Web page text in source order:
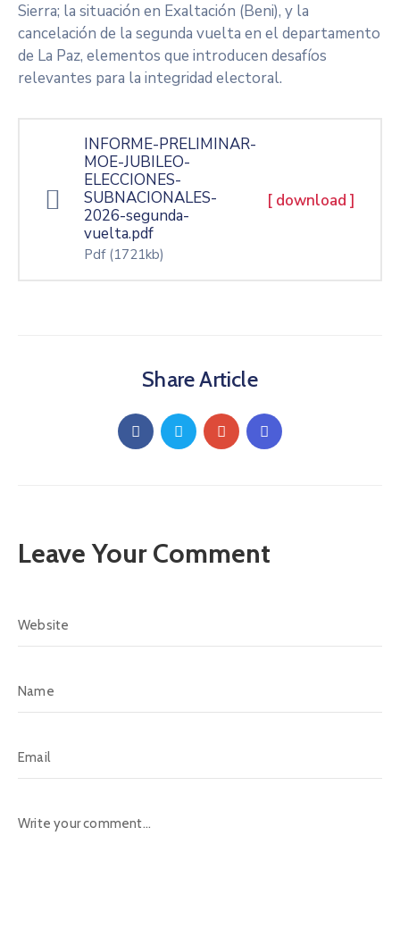
Sierra; la situación en Exaltación (Beni), y la
cancelación de la segunda vuelta en el departamento
de La Paz, elementos que introducen desafíos
relevantes para la integridad electoral.
INFORME-PRELIMINAR-
MOE-JUBILEO-
ELECCIONES-
SUBNACIONALES-
2026-segunda-
vuelta.pdf
Pdf (1721kb)
[ download ]
Share Article
Leave Your Comment